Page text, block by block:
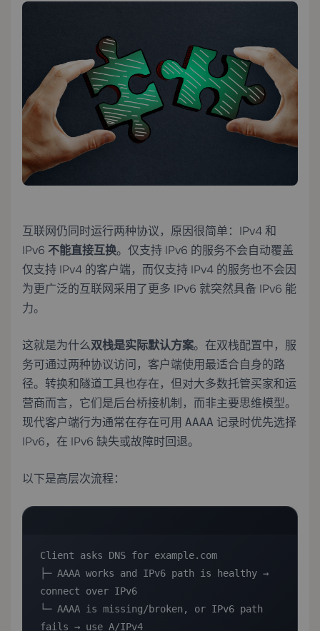
互联网仍同时运行两种协议，原因很简单：IPv4 和
IPv6 不能直接互换。仅支持 IPv6 的服务不会自动覆盖
仅支持 IPv4 的客户端，而仅支持 IPv4 的服务也不会因
为更广泛的互联网采用了更多 IPv6 就突然具备 IPv6 能
力。
这就是为什么双栈是实际默认方案。在双栈配置中，服
务可通过两种协议访问，客户端使用最适合自身的路
径。转换和隧道工具也存在，但对大多数托管买家和运
营商而言，它们是后台桥接机制，而非主要思维模型。
现代客户端行为通常在存在可用 AAAA 记录时优先选择
IPv6，在 IPv6 缺失或故障时回退。
以下是高层次流程：
Client asks DNS for example.com
├─ AAAA works and IPv6 path is healthy →
connect over IPv6
└─ AAAA is missing/broken, or IPv6 path
fails → use A/IPv4